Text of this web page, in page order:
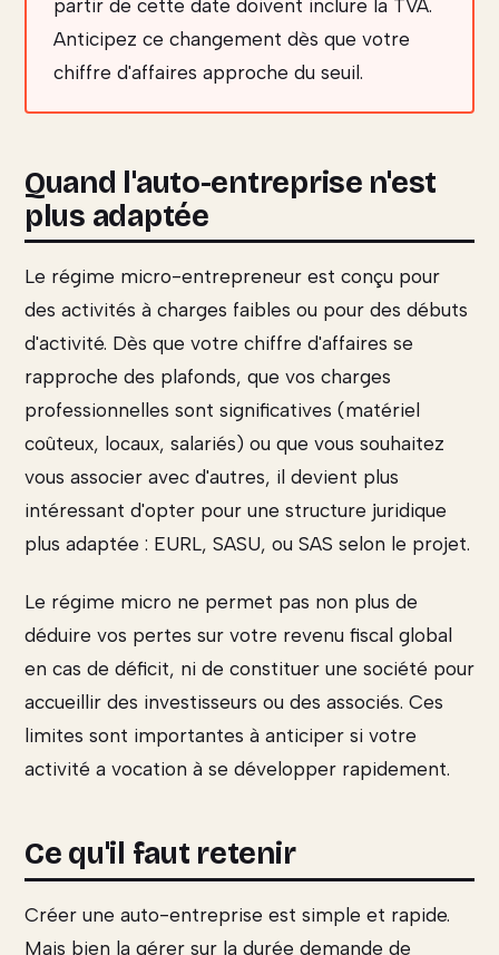
partir de cette date doivent inclure la TVA.
Anticipez ce changement dès que votre
chiffre d'affaires approche du seuil.
Quand l'auto-entreprise n'est
plus adaptée
Le régime micro-entrepreneur est conçu pour
des activités à charges faibles ou pour des débuts
d'activité. Dès que votre chiffre d'affaires se
rapproche des plafonds, que vos charges
professionnelles sont significatives (matériel
coûteux, locaux, salariés) ou que vous souhaitez
vous associer avec d'autres, il devient plus
intéressant d'opter pour une structure juridique
plus adaptée : EURL, SASU, ou SAS selon le projet.
Le régime micro ne permet pas non plus de
déduire vos pertes sur votre revenu fiscal global
en cas de déficit, ni de constituer une société pour
accueillir des investisseurs ou des associés. Ces
limites sont importantes à anticiper si votre
activité a vocation à se développer rapidement.
Ce qu'il faut retenir
Créer une auto-entreprise est simple et rapide.
Mais bien la gérer sur la durée demande de